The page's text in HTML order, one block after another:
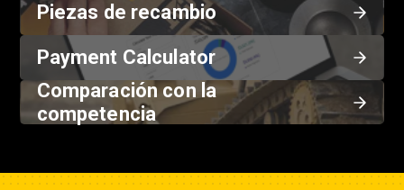
Piezas de recambio
Payment Calculator
Comparación con la
competencia